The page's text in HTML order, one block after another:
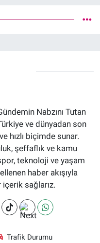
Nabzını Tutan
ve dünyadan son
hızlı biçimde sunar.
şeffaflık ve kamu
teknoloji ve yaşam
haber akışıyla
sağlarız.
Trafik Durumu